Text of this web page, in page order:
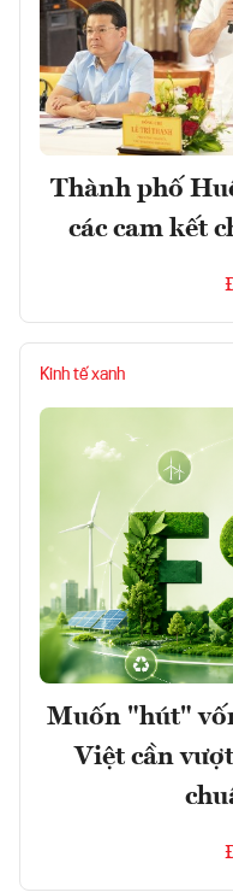
Thành phố
các cam kết
Kinh tế xanh
Muốn "hút"
Việt cần